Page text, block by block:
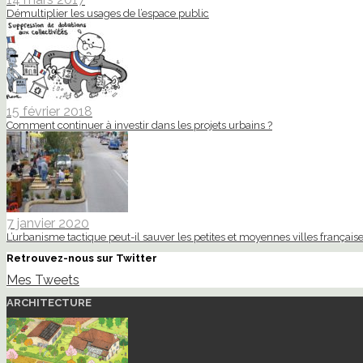
Démultiplier les usages de l’espace public
15 février 2018
Comment continuer à investir dans les projets urbains ?
7 janvier 2020
L’urbanisme tactique peut-il sauver les petites et moyennes villes
Retrouvez-nous sur Twitter
Mes Tweets
ARCHITECTURE